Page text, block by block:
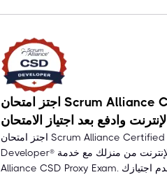
اجتز امتحان Scrum Alliance CSD عبر
الإنترنت وادفع بعد اجتياز الامتحان
اجتز امتحان Scrum Alliance Certified Scrum
Developer® عبر الإنترنت من منزلك مع خدمة Scrum
Alliance CSD Proxy Exam. في حال عدم اجتيازك